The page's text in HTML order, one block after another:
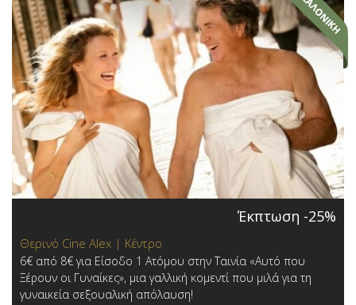
Έκπτωση -25%
Θερινό Cine Alex | Κέντρο
6€ από 8€ για Είσοδο 1 Ατόμου στην Ταινία «Αυτό που
Ξέρουν οι Γυναίκες», μια γαλλική κομεντί που μιλά για τη
γυναικεία σεξουαλική απόλαυση!